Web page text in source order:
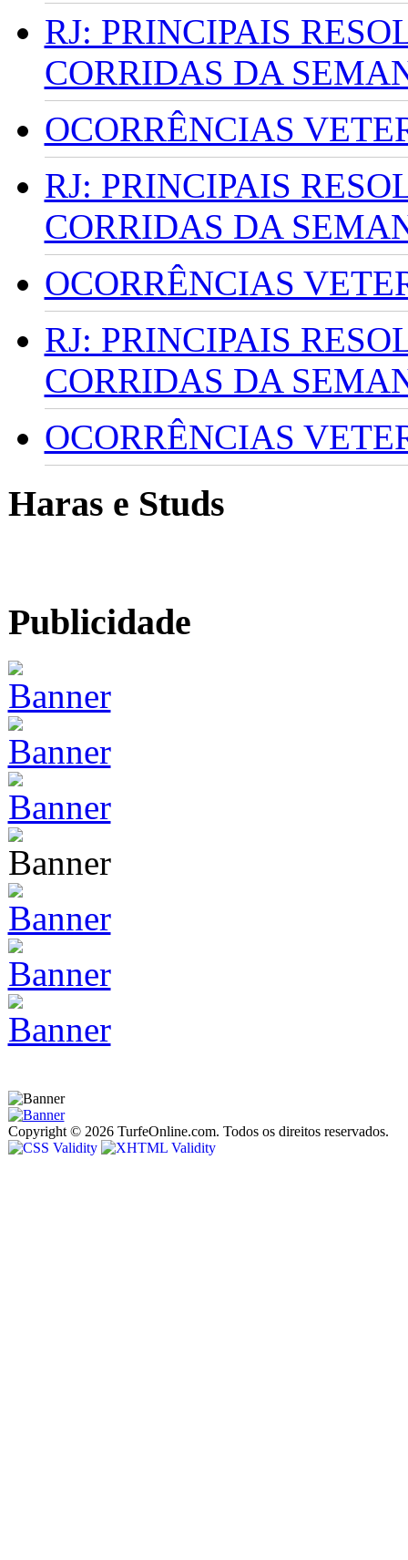
RJ: PRINCIPAIS
CORRIDAS DA
OCORRÊNCIAS
RJ: PRINCIPAIS
CORRIDAS DA
OCORRÊNCIAS
RJ: PRINCIPAIS
CORRIDAS DA
OCORRÊNCIAS
Haras e Studs
Publicidade
Copyright © 2026 TurfeOnline.com. Todos os direitos reservados.